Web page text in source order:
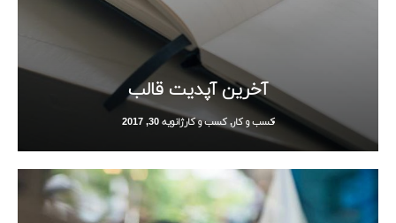
آخرین آپدیت قالب
کسب و کار,کسب و کارژانویه 30, 2017